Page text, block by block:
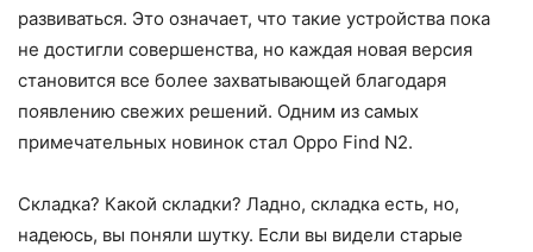
развиваться. Это означает, что такие устройства пока
не достигли совершенства, но каждая новая версия
становится все более захватывающей благодаря
появлению свежих решений. Одним из самых
примечательных новинок стал Oppo Find N2.
Складка? Какой складки? Ладно, складка есть, но,
надеюсь, вы поняли шутку. Если вы видели старые